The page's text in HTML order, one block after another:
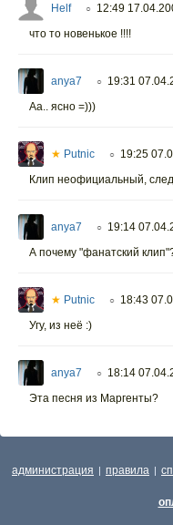
Helf ○ 12:49
что то новенькое !!!!
anya7 ○ 19:31
Аа.. ясно =)))
★ Putnic ○ 19:25
Клип неофициальный,
anya7 ○ 19:14
А почему "фанатский
★ Putnic ○ 18:43
Угу, из неё :)
anya7 ○ 18:14
Эта песня из Маргенты?
администрация | правила |